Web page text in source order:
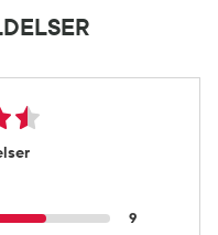
9